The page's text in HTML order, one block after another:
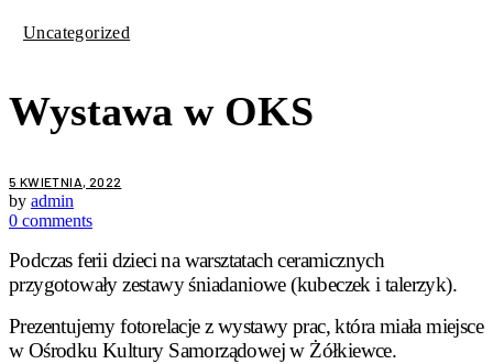
Uncategorized
Wystawa w OKS
5 KWIETNIA, 2022
by admin
0 comments
Podczas ferii dzieci na warsztatach ceramicznych
przygotowały zestawy śniadaniowe (kubeczek i talerzyk).
Prezentujemy fotorelacje z wystawy prac, która miała miejsce
w Ośrodku Kultury Samorządowej w Żółkiewce.